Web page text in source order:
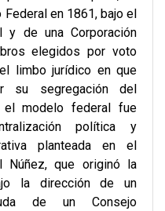
en 1861, bajo el
y de una Corporación
elegidos por voto
limbo jurídico en que
su segregación del
el modelo federal fue
política y
planteada en el
Núñez, que originó la
la dirección de un
de un Consejo